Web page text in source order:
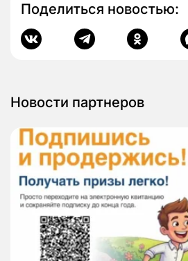
Поделиться новостью:
Новости партнеров